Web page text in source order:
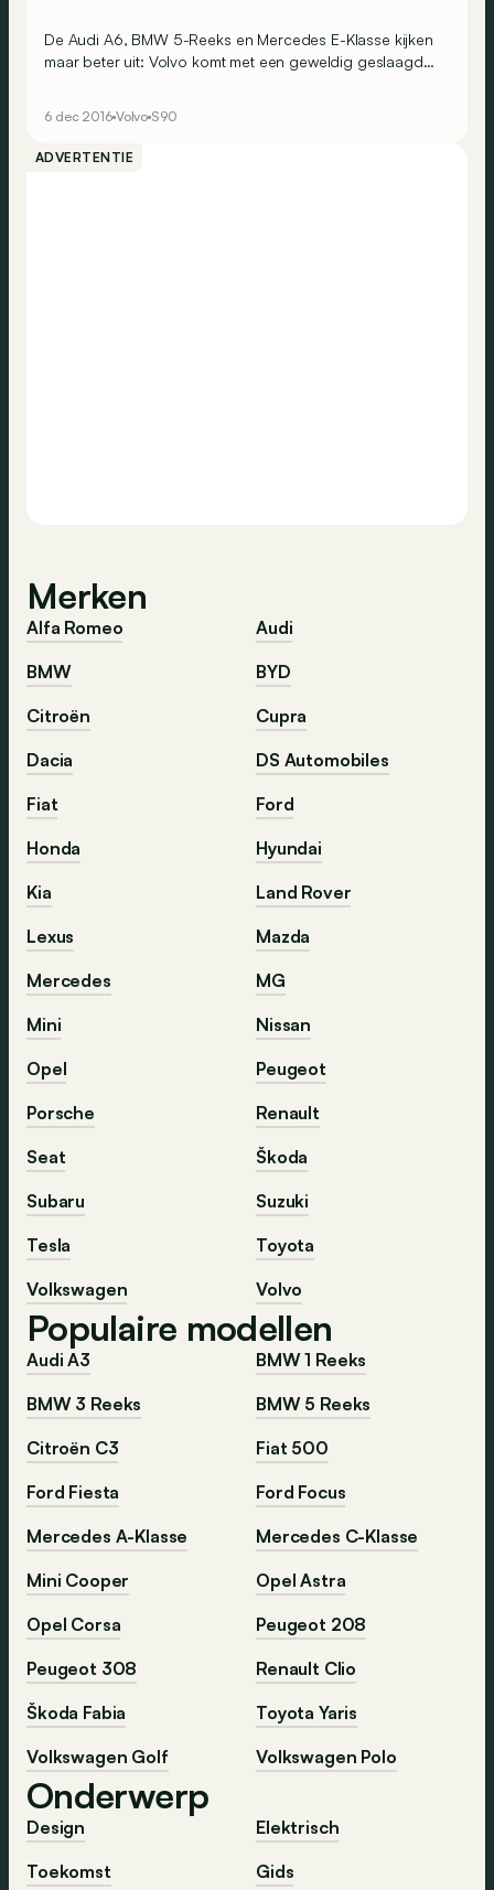
De Audi A6, BMW 5-Reeks en Mercedes E-Klasse kijken
maar beter uit: Volvo komt met een geweldig geslaagd
leggen!
6 dec 2016 Volvo S90
ADVERTENTIE
Merken
Alfa Romeo
Audi
BMW
BYD
Citroën
Cupra
Dacia
DS Automobiles
Fiat
Ford
Honda
Hyundai
Kia
Land Rover
Lexus
Mazda
Mercedes
MG
Mini
Nissan
Opel
Peugeot
Porsche
Renault
Seat
Škoda
Subaru
Suzuki
Tesla
Toyota
Volkswagen
Volvo
Populaire modellen
Audi A3
BMW 1 Reeks
BMW 3 Reeks
BMW 5 Reeks
Citroën C3
Fiat 500
Ford Fiesta
Ford Focus
Mercedes A-Klasse
Mercedes C-Klasse
Mini Cooper
Opel Astra
Opel Corsa
Peugeot 208
Peugeot 308
Renault Clio
Škoda Fabia
Toyota Yaris
Volkswagen Golf
Volkswagen Polo
Onderwerp
Design
Elektrisch
Toekomst
Gids